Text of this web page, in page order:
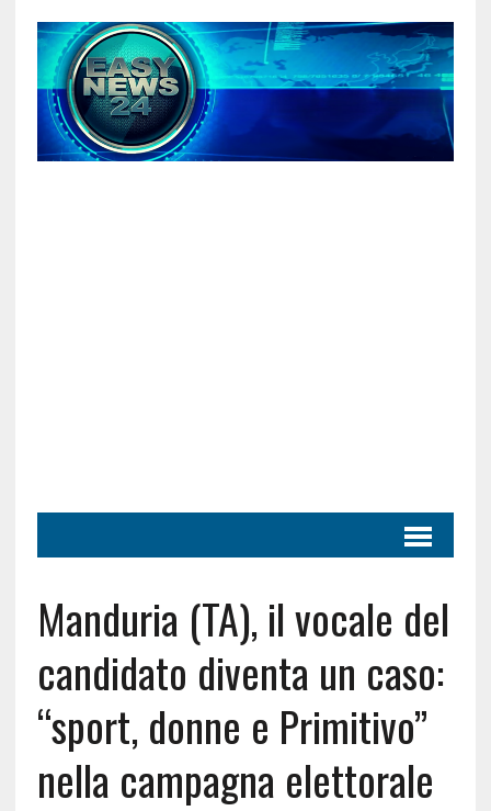
Manduria (TA), il vocale del
candidato diventa un caso:
“sport, donne e Primitivo”
nella campagna elettorale